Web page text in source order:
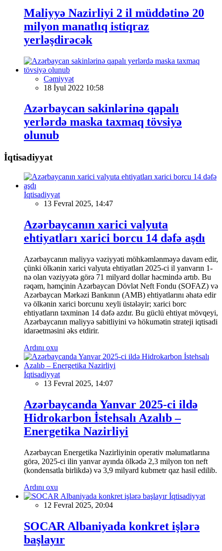
Maliyyə Nazirliyi 2 il müddətinə 20
milyon manatlıq istiqraz
yerləşdirəcək
Cəmiyyət
18 İyul 2022 10:58
Azərbaycan sakinlərinə qapalı
yerlərdə maska taxmaq tövsiyə
olunub
İqtisadiyyat
İqtisadiyyat
13 Fevral 2025, 14:47
Azərbaycanın xarici valyuta
ehtiyatları xarici borcu 14 dəfə aşdı
Azərbaycanın maliyyə vəziyyəti möhkəmlənməyə davam edir,
çünki ölkənin xarici valyuta ehtiyatları 2025-ci il yanvarın 1-
nə olan vəziyyətə görə 71 milyard dollar həcmində artıb. Bu
rəqəm, həmçinin Azərbaycan Dövlət Neft Fondu (SOFAZ) və
Azərbaycan Mərkəzi Bankının (AMB) ehtiyatlarını əhatə edir
və ölkənin xarici borcunu xeyli üstələyir; xarici borc
ehtiyatların təxminən 14 dəfə azdır. Bu güclü ehtiyat mövqeyi,
Azərbaycanın maliyyə sabitliyini və hökumətin strateji iqtisadi
idarəetməsini əks etdirir.
Ardını oxu
İqtisadiyyat
13 Fevral 2025, 14:07
Azərbaycanda Yanvar 2025-ci ildə
Hidrokarbon İstehsalı Azalıb –
Energetika Nazirliyi
Azərbaycan Energetika Nazirliyinin operativ məlumatlarına
görə, 2025-ci ilin yanvar ayında ölkədə 2,3 milyon ton neft
(kondensatla birlikdə) və 3,9 milyard kubmetr qaz hasil edilib.
Ardını oxu
İqtisadiyyat
12 Fevral 2025, 20:04
SOCAR Albaniyada konkret işlərə
başlayır